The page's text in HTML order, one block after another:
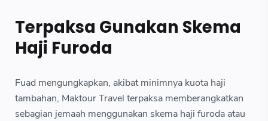
Terpaksa Gunakan Skema
Haji Furoda
Fuad mengungkapkan, akibat minimnya kuota haji
tambahan, Maktour Travel terpaksa memberangkatkan
sebagian jemaah menggunakan skema haji furoda atau